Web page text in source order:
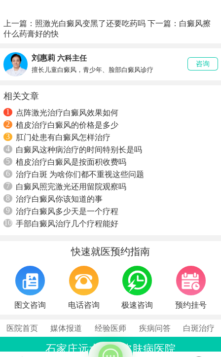
上一篇： 照激光白癜风变黑了还要吃药吗 下一篇： 白癜风擦
什么药膏好的快
刘惠莉 六科主任
擅长儿童白癜风，青少年、脸部白癜风诊疗
咨询
相关文章
1
点阵激光治疗白癜风效果如何
2
植皮治疗白癜风的价格是多少
3
肛门处患有白癜风怎样治疗
4
白癜风这种病治疗的时间特别长是吗
5
植皮治疗白癜风是按面积收费吗
6
治疗白斑 为啥你们都不重视这些问题
7
白癜风照完激光还用留院观察吗
8
治疗白癜风你该知道的事
9
治疗白癜风多少天是一个疗程
10 手部白癜风治疗几个疗程能好
快速就医预约指南
图文咨询 电话咨询 极速咨询 预约挂号
医院首页 媒体报道 经验医师 疾病问答 白斑治疗
石家庄远大中医皮肤病医院